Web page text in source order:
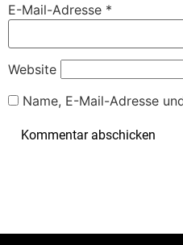
E-Mail-Adresse *
Website
Name, E-Mail-Adresse